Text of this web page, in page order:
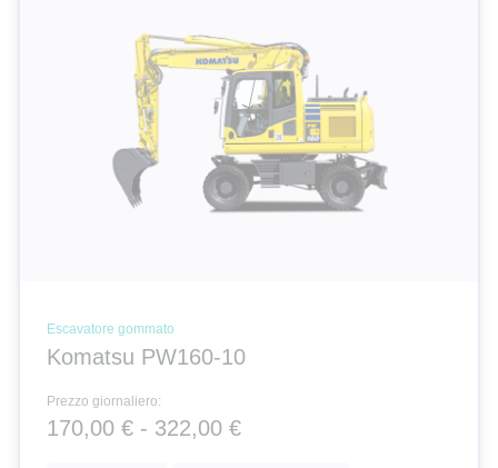
Escavatore gommato
Komatsu PW160-10
Prezzo giornaliero:
170,00 € - 322,00 €